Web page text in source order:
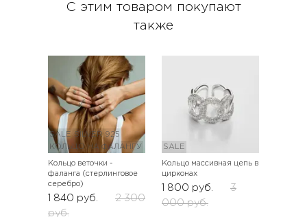
С этим товаром покупают
также
SALE SILVER 925
КОЛЬЦО НА ФАЛАНГУ
Кольцо веточки -
фаланга (стерлинговое
серебро)
1 840 руб.
2 300
руб.
SALE
Кольцо массивная цепь в
цирконах
1 800 руб.
3
000 руб.